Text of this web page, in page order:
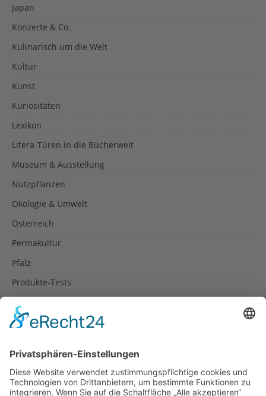
Japan
Konzerte & Co.
Kulinarisch um die Welt
Kultur
Kunst
Kuriositäten
Lexikon
Litera-Türen in die Bücherwelt
Museum & Ausstellung
Nutzpflanzen
Ökologie & Umwelt
Österreich
Permakultur
Pfalz
Produkte-Tests
Rezepte
Spanien
Südtirol